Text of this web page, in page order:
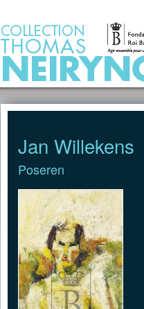
Jan Willekens
Poseren